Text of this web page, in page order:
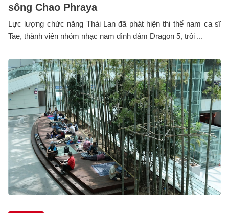
sông Chao Phraya
Lực lượng chức năng Thái Lan đã phát hiện thi thể nam ca sĩ
Tae, thành viên nhóm nhạc nam đình đám Dragon 5, trôi ...